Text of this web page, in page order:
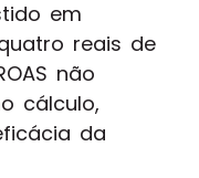
em
reais de
não
cálculo,
da